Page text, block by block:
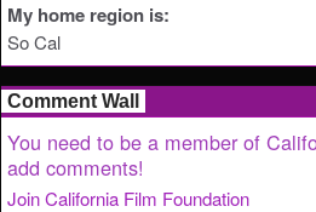
My home region is:
So Cal
Comment Wall
You need to be a member of
add comments!
Join California Film Foundation